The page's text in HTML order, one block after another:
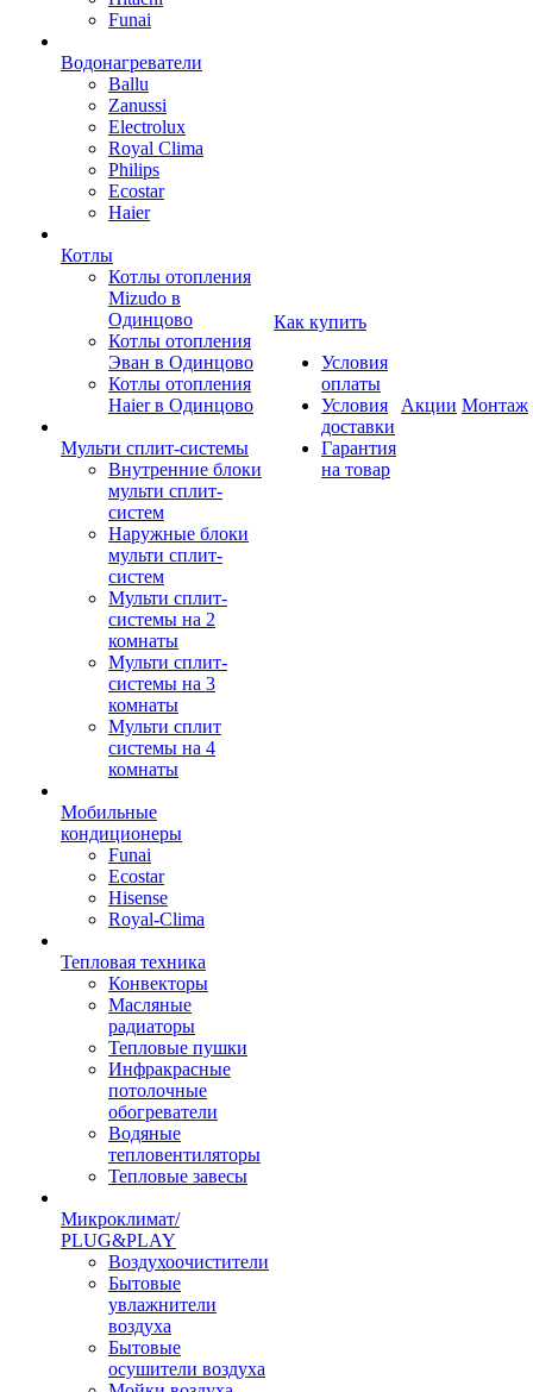
Funai
Водонагреватели
Ballu
Zanussi
Electrolux
Royal Clima
Philips
Ecostar
Haier
Котлы
Котлы отопления
Mizudo в
Одинцово
Котлы отопления
Эван в Одинцово
Котлы отопления
Haier в Одинцово
Мульти сплит-системы
Внутренние блоки
мульти сплит-
систем
Наружные блоки
мульти сплит-
систем
Мульти сплит-
системы на 2
комнаты
Мульти сплит-
системы на 3
комнаты
Мульти сплит
системы на 4
комнаты
Мобильные
кондиционеры
Funai
Ecostar
Hisense
Royal-Clima
Тепловая техника
Конвекторы
Масляные
радиаторы
Тепловые пушки
Инфракрасные
потолочные
обогреватели
Водяные
тепловентиляторы
Тепловые завесы
Микроклимат/
PLUG&PLAY
Воздухоочистители
Бытовые
увлажнители
воздуха
Бытовые
осушители воздуха
Как купить
Условия
оплаты
Условия
доставки
Гарантия
на товар
Акции Монтаж